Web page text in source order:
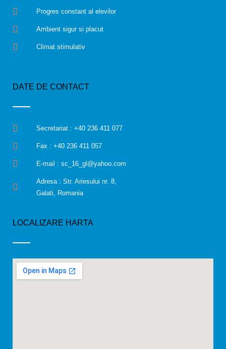
Progres constant al elevilor
Ambient sigur si placut
Climat stimulativ
DATE DE CONTACT
Secretariat : +40 236 411 077
Fax : +40 236 411 057
E-mail : sc_16_gl@yahoo.com
Adresa : Str. Ariesului nr. 8,
Galati, Romania
LOCALIZARE HARTA